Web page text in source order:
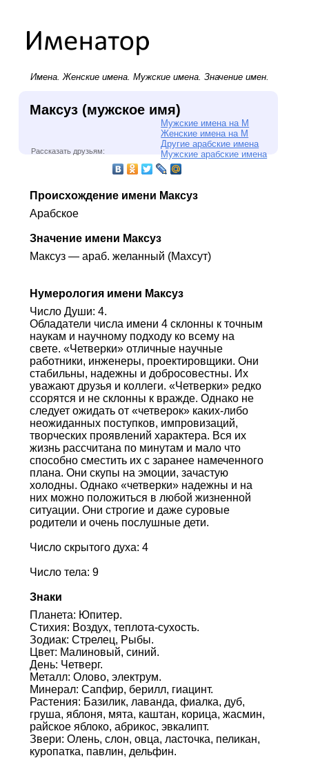
Имена.Женские имена. Мужские имена. Значение имен.
Максуз (мужское имя)
Мужские имена на М
Женские имена на М
Другие арабские имена
Мужские арабские имена
Рассказать друзьям:
Происхождение имени Максуз
Арабское
Значение имени Максуз
Максуз — араб. желанный (Махсут)
Нумерология имени Максуз
Число Души: 4.
Обладатели числа имени 4 склонны к точным
наукам и научному подходу ко всему на
свете. «Четверки» отличные научные
работники, инженеры, проектировщики. Они
стабильны, надежны и добросовестны. Их
уважают друзья и коллеги. «Четверки» редко
ссорятся и не склонны к вражде. Однако не
следует ожидать от «четверок» каких-либо
неожиданных поступков, импровизаций,
творческих проявлений характера. Вся их
жизнь рассчитана по минутам и мало что
способно сместить их с заранее намеченного
плана. Они скупы на эмоции, зачастую
холодны. Однако «четверки» надежны и на
них можно положиться в любой жизненной
ситуации. Они строгие и даже суровые
родители и очень послушные дети.
Число скрытого духа: 4
Число тела: 9
Знаки
Планета: Юпитер.
Стихия: Воздух, теплота-сухость.
Зодиак: Стрелец, Рыбы.
Цвет: Малиновый, синий.
День: Четверг.
Металл: Олово, электрум.
Минерал: Сапфир, берилл, гиацинт.
Растения: Базилик, лаванда, фиалка, дуб,
груша, яблоня, мята, каштан, корица, жасмин,
райское яблоко, абрикос, эвкалипт.
Звери: Олень, слон, овца, ласточка, пеликан,
куропатка, павлин, дельфин.